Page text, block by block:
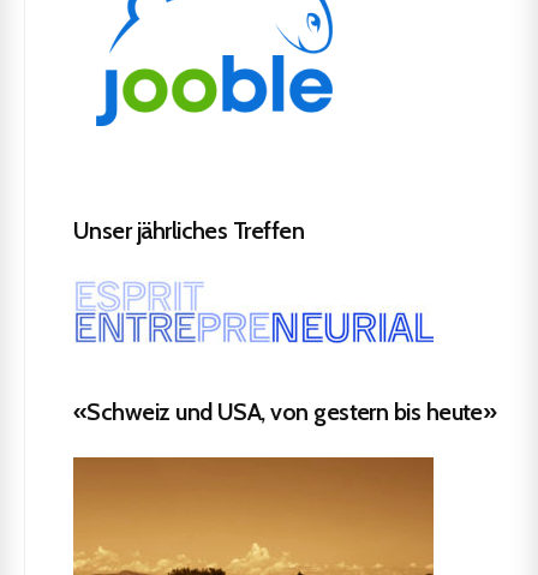
Unser jährliches Treffen
«Schweiz und USA, von gestern bis heute»